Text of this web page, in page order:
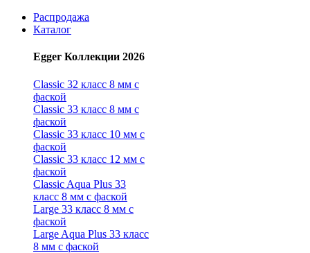
Распродажа
Каталог
Egger Коллекции 2026
Classic 32 класс 8 мм с
фаской
Classic 33 класс 8 мм с
фаской
Classic 33 класс 10 мм с
фаской
Classic 33 класс 12 мм с
фаской
Classic Aqua Plus 33
класс 8 мм с фаской
Large 33 класс 8 мм с
фаской
Large Aqua Plus 33 класс
8 мм с фаской